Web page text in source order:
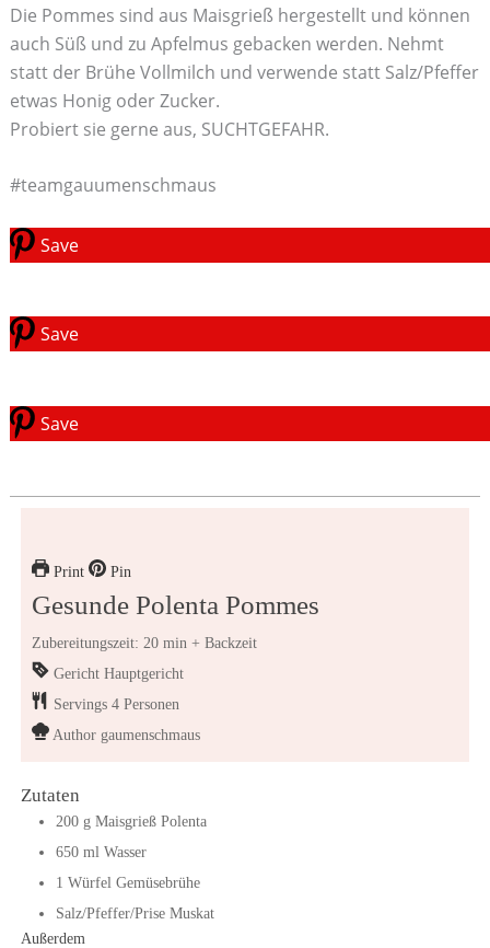
Die Pommes sind aus Maisgrieß hergestellt und können
auch Süß und zu Apfelmus gebacken werden. Nehmt
statt der Brühe Vollmilch und verwende statt Salz/Pfeffer
etwas Honig oder Zucker.
Probiert sie gerne aus, SUCHTGEFAHR.
#teamgauumenschmaus
Save
Save
Save
Print Pin
Gesunde Polenta Pommes
Zubereitungszeit: 20 min + Backzeit
Gericht Hauptgericht
Servings 4 Personen
Author gaumenschmaus
Zutaten
200 g Maisgrieß Polenta
650 ml Wasser
1 Würfel Gemüsebrühe
Salz/Pfeffer/Prise Muskat
Außerdem